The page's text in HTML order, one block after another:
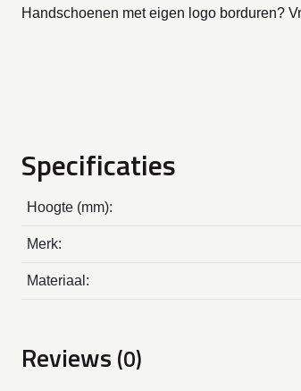
Handschoenen met eigen logo borduren?
Specificaties
Hoogte (mm):
Merk:
Materiaal:
Reviews (0)